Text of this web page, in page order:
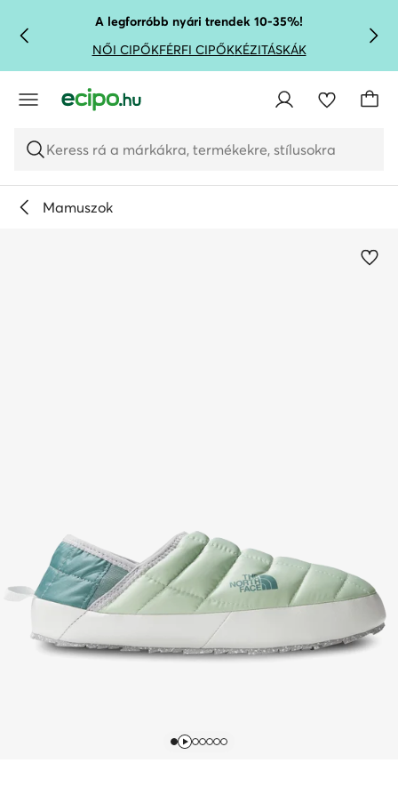
UGRÁS A FŐ TARTALOMRA
UGRÁS A KERESÉSHEZA legforróbb nyári trendek 10-35%!
NŐI CIPŐKFÉRFI CIPŐKKÉZITÁSKÁK
Keress rá a márkákra, termékekre, stílusokra
Mamuszok